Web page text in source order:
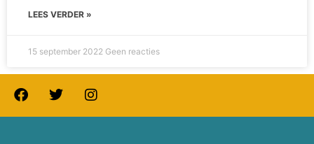
LEES VERDER »
15 september 2022 Geen reacties